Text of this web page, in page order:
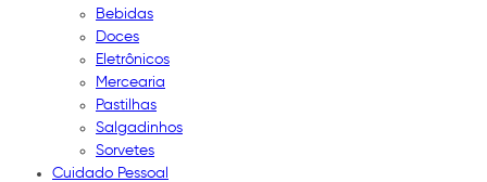
Bebidas
Doces
Eletrônicos
Mercearia
Pastilhas
Salgadinhos
Sorvetes
Cuidado Pessoal